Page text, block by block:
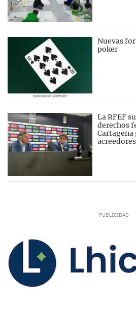
Nuevas
poker
La RFEF
derechos
Cartagena
acreedores